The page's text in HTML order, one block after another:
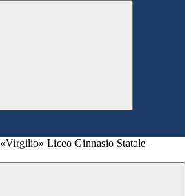
Liceo Ginnasio Statale